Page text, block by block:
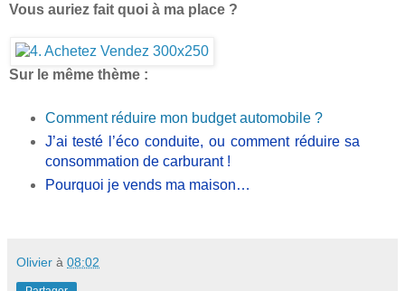
Vous auriez fait quoi à ma place ?
Sur le même thème :
Comment réduire mon budget automobile ?
J’ai testé l’éco conduite, ou comment réduire sa
consommation de carburant !
Pourquoi je vends ma maison…
Olivier à 08:02